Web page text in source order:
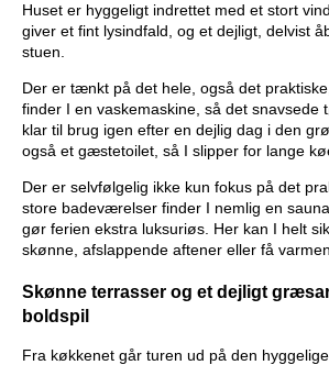
Huset er hyggeligt indrettet med et stort
giver et fint lysindfald, og et dejligt, delvist
stuen.
Der er tænkt på det hele, også det
finder I en vaskemaskine, så det snavsede
klar til brug igen efter en dejlig dag i den
også et gæstetoilet, så I slipper for lange
Der er selvfølgelig ikke kun fokus på det
store badeværelser finder I nemlig en
gør ferien ekstra luksuriøs. Her kan I helt
skønne, afslappende aftener eller få
Skønne terrasser og et dejligt
boldspil
Fra køkkenet går turen ud på den